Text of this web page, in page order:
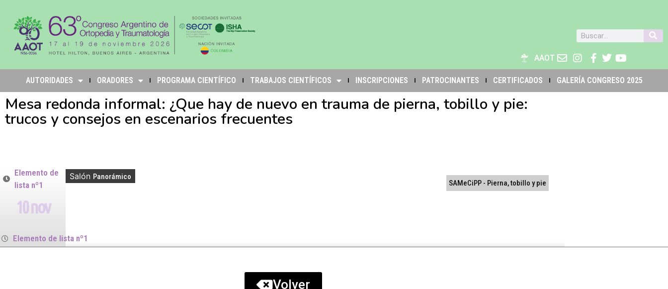
AAOT
AUTORIDADES ORADORES PROGRAMA CIENTÍFICO TRABAJOS CIENTÍFICOS INSCRIPCIONES PATROCINANTES CERTIFICADOS GALERÍA CONGRESO 2025
Mesa redonda informal: ¿Que hay de nuevo en trauma de pierna, tobillo y pie:
trucos y consejos en escenarios frecuentes
Elemento de
lista nº1
10 nov
Salón Panorámico
SAMeCiPP - Pierna, tobillo y pie
Elemento de lista nº1
Volver